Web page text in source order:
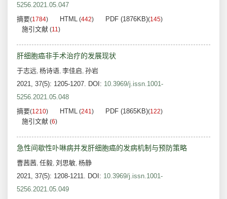
5256.2021.05.047
摘要(1784) HTML (442) PDF (1876KB)(145)
施引文献 (11)
肝细胞癌非手术治疗的发展现状
于志远, 杨诗语, 李佳启, 孙岩
2021, 37(5): 1205-1207. DOI: 10.3969/j.issn.1001-
5256.2021.05.048
摘要(1210) HTML (241) PDF (1865KB)(122)
施引文献 (6)
急性间歇性卟啉病并发肝细胞癌的发病机制与预防策略
曹茜茜, 任毅, 刘思敏, 杨静
2021, 37(5): 1208-1211. DOI: 10.3969/j.issn.1001-
5256.2021.05.049